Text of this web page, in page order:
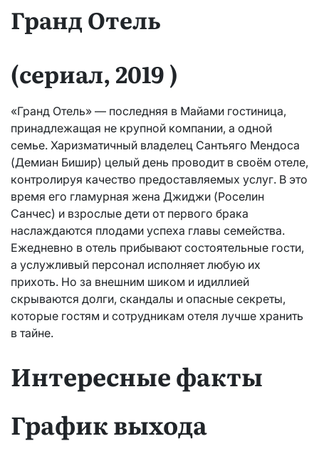
Гранд Отель
(сериал, 2019 )
«Гранд Отель» — последняя в Майами гостиница,
принадлежащая не крупной компании, а одной
семье. Харизматичный владелец Сантьяго Мендоса
(Демиан Бишир) целый день проводит в своём отеле,
контролируя качество предоставляемых услуг. В это
время его гламурная жена Джиджи (Роселин
Санчес) и взрослые дети от первого брака
наслаждаются плодами успеха главы семейства.
Ежедневно в отель прибывают состоятельные гости,
а услужливый персонал исполняет любую их
прихоть. Но за внешним шиком и идиллией
скрываются долги, скандалы и опасные секреты,
которые гостям и сотрудникам отеля лучше хранить
в тайне.
Интересные факты
График выхода